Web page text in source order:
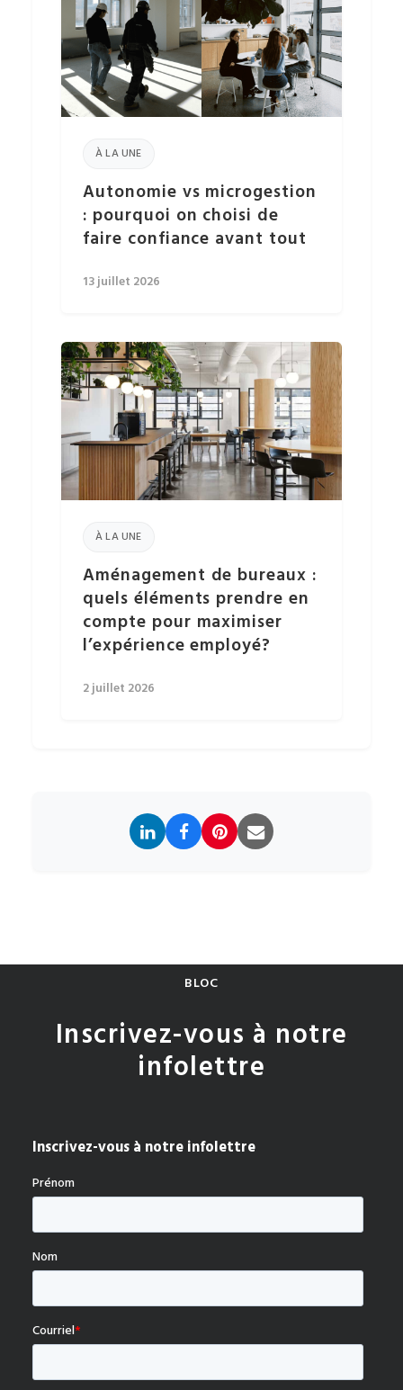
À LA UNE
Autonomie vs microgestion
: pourquoi on choisi de
faire confiance avant tout
13 juillet 2026
À LA UNE
Aménagement de bureaux :
quels éléments prendre en
compte pour maximiser
l’expérience employé?
2 juillet 2026
BLOC
Inscrivez-vous à notre
infolettre